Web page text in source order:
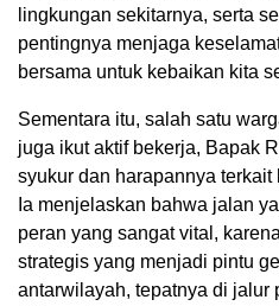
lingkungan sekitarnya, serta
pentingnya menjaga
bersama untuk kebaikan kita
Sementara itu, salah satu
juga ikut aktif bekerja, Bapak
syukur dan harapannya
Ia menjelaskan bahwa jalan
peran yang sangat vital,
strategis yang menjadi pintu
antarwilayah, tepatnya di jalur